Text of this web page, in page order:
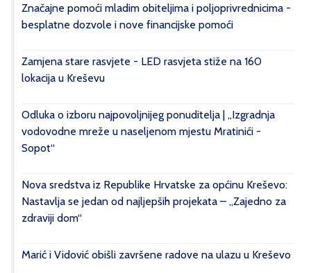
Značajne pomoći mladim obiteljima i poljoprivrednicima -
besplatne dozvole i nove financijske pomoći
Zamjena stare rasvjete - LED rasvjeta stiže na 160
lokacija u Kreševu
Odluka o izboru najpovoljnijeg ponuditelja | „Izgradnja
vodovodne mreže u naseljenom mjestu Mratinići -
Sopot“
Nova sredstva iz Republike Hrvatske za općinu Kreševo:
Nastavlja se jedan od najljepših projekata – „Zajedno za
zdraviji dom“
Marić i Vidović obišli završene radove na ulazu u Kreševo